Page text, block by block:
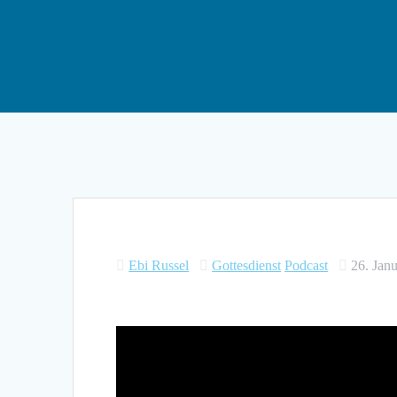
Ebi Russel Gottesdienst Podcast 26.